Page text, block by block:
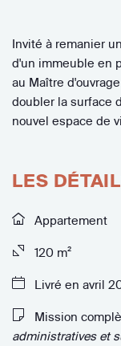
Invité à remanier
d'un immeuble en
au Maître
doubler la surface
nouvel espace de
LES
Appartement
120 m²
Livré en avril
Mission
administratives et